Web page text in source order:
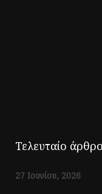
Τελευταίο άρθρο
27 Ιουνίου, 2026